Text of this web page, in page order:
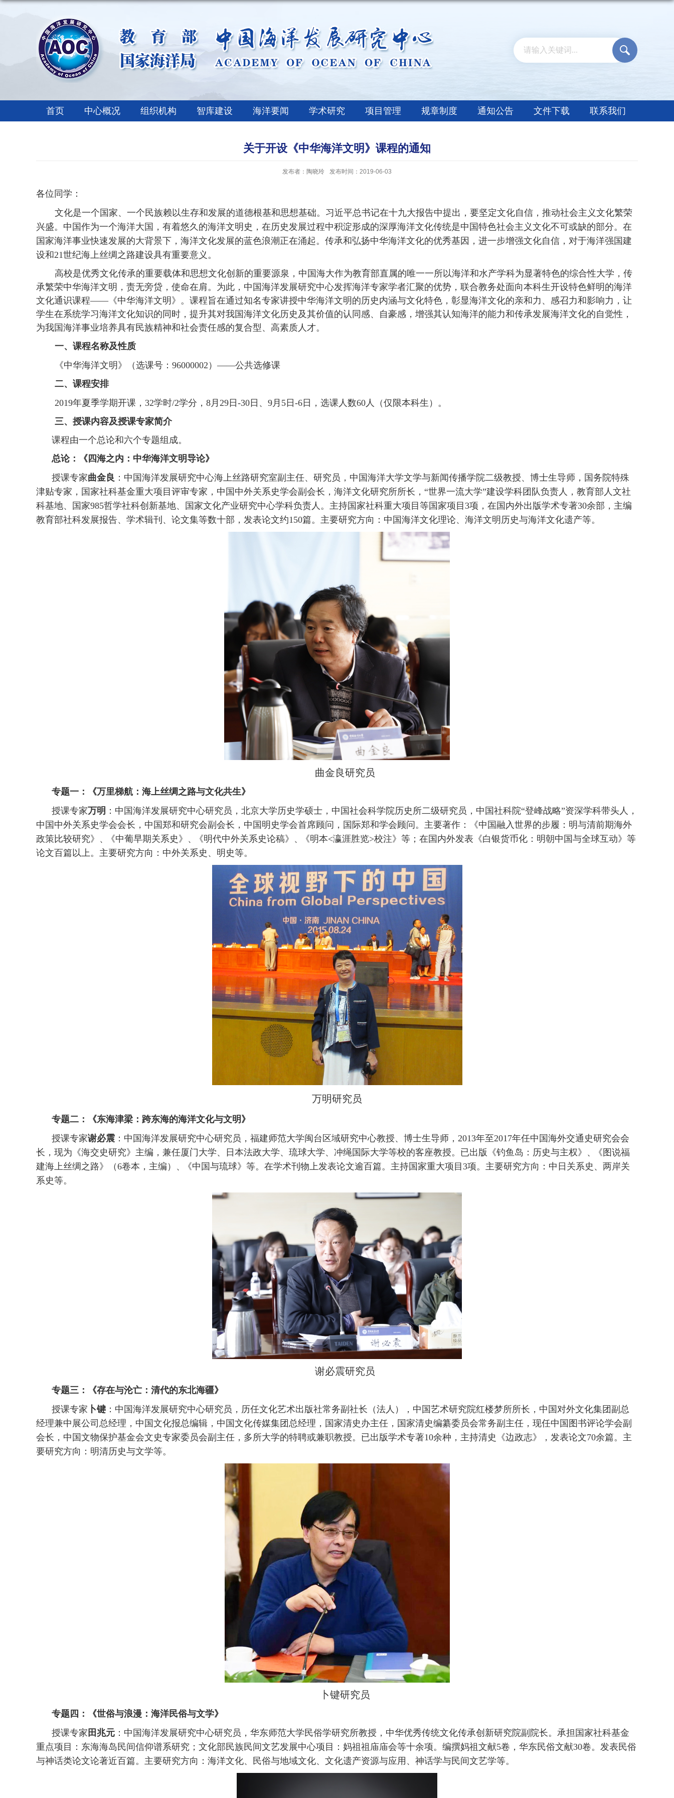
首页 中心概况 组织机构 智库建设 海洋要闻 学术研究 项目管理 规章制度 通知公告 文件下载 联系我们
关于开设《中华海洋文明》课程的通知
发布者：陶晓玲 发布时间：2019-06-03
各位同学：
文化是一个国家、一个民族赖以生存和发展的道德根基和思想基础。习近平总书记在十九大报告中提出，要坚定文化自信，推动社会主义文化繁荣
兴盛。中国作为一个海洋大国，有着悠久的海洋文明史，在历史发展过程中积淀形成的深厚海洋文化传统是中国特色社会主义文化不可或缺的部分。在
国家海洋事业快速发展的大背景下，海洋文化发展的蓝色浪潮正在涌起。传承和弘扬中华海洋文化的优秀基因，进一步增强文化自信，对于海洋强国建
设和21世纪海上丝绸之路建设具有重要意义。
高校是优秀文化传承的重要载体和思想文化创新的重要源泉，中国海大作为教育部直属的唯一一所以海洋和水产学科为显著特色的综合性大学，传
承繁荣中华海洋文明，责无旁贷，使命在肩。为此，中国海洋发展研究中心发挥海洋专家学者汇聚的优势，联合教务处面向本科生开设特色鲜明的海洋
文化通识课程——《中华海洋文明》。课程旨在通过知名专家讲授中华海洋文明的历史内涵与文化特色，彰显海洋文化的亲和力、感召力和影响力，让
学生在系统学习海洋文化知识的同时，提升其对我国海洋文化历史及其价值的认同感、自豪感，增强其认知海洋的能力和传承发展海洋文化的自觉性，
为我国海洋事业培养具有民族精神和社会责任感的复合型、高素质人才。
一、课程名称及性质
《中华海洋文明》（选课号： 96000002 ）——公共选修课
二、课程安排
2019年夏季学期开课， 32学时/2学分， 8月 29 日 -30 日、 9月 5 日 -6 日，选课人数60人（仅限本科生）。
三、授课内容及授课专家简介
课程由一个总论和六个专题组成。
总论：《四海之内：中华海洋文明导论》
授课专家曲金良 ：中国海洋发展研究中心海上丝路研究室副主任、研究员， 中国海洋大学文学与新闻传播学院二级教授、博士生导师，国务院特殊
津贴专家，国家社科基金重大项目评审专家，中国中外关系史学会副会长，海洋文化研究所所长，“世界一流大学”建设学科团队负责人，教育部人文社
科基地、国家985哲学社科创新基地、国家文化产业研究中心学科负责人。主持国家社科重大项目等国家项目 3项，在国内外出版学术专著30余部，主编
教育部社科发展报告、学术辑刊、论文集等数十部，发表论文约150篇。主要研究方向：中国海洋文化理论、海洋文明历史与海洋文化遗产等。
曲金良研究员
专题一：《万里梯航：海上丝绸之路与文化共生》
授课专家万明 ：中国海洋发展研究中心研究员， 北京大学历史学硕士，中国社会科学院历史所二级研究员，中国社科院“登峰战略”资深学科带头人，
中国中外关系史学会会长，中国郑和研究会副会长，中国明史学会首席顾问，国际郑和学会顾问。主要著作：《中国融入世界的步履：明与清前期海外
政策比较研究》 、 《中葡早期关系史》 、 《明代中外关系史论稿》 、 《明本<瀛涯胜览>校注》等；在国内外发表《白银货币化：明朝中国与全球互动》等
论文百篇以上。主要研究方向：中外关系史、明史等。
万明研究员
专题二：《东海津梁：跨东海的海洋文化与文明》
授课专家谢必震 ：中国海洋发展研究中心研究员， 福建师范大学闽台区域研究中心教授、博士生导师， 2013年至2017年任中国海外交通史研究会会
长，现为《海交史研究》主编，兼任厦门大学、日本法政大学、琉球大学、冲绳国际大学等校的客座教授。已出版《钓鱼岛：历史与主权》 、
《图说福
建海上丝绸之路》（6卷本，主编） 、 《中国与琉球》等。在学术刊物上发表论文逾百篇。主持国家重大项目 3项。主要研究方向：中日关系史、两岸关
系史等。
谢必震研究员
专题三：《存在与沦亡：清代的东北海疆》
授课专家 卜键 ：中国海洋发展研究中心研究员， 历任文化艺术出版社常务副社长（法人），中国艺术研究院红楼梦所所长，中国对外文化集团副总
经理兼中展公司总经理，中国文化报总编辑，中国文化传媒集团总经理，国家清史办主任，国家清史编纂委员会常务副主任，现任中国图书评论学会副
会长，中国文物保护基金会文史专家委员会副主任，多所大学的特聘或兼职教授。已出版学术专著10余种，主持清史《边政志》，发表论文70余篇。主
要研究方向：明清历史与文学等。
卜键研究员
专题四：《世俗与浪漫：海洋民俗与文学》
授课专家 田兆元 ：中国海洋发展研究中心研究员， 华东师范大学民俗学研究所教授，中华优秀传统文化传承创新研究院副院长。承担国家社科基金
重点项目：东海海岛民间信仰谱系研究；文化部民族民间文艺发展中心项目：妈祖祖庙庙会等十余项。编撰妈祖文献5卷，华东民俗文献30卷。发表民俗
与神话类论文论著近百篇。主要研究方向：海洋文化、民俗与地域文化、文化遗产资源与应用、神话学与民间文艺学等。